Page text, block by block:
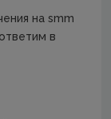
на smm
в